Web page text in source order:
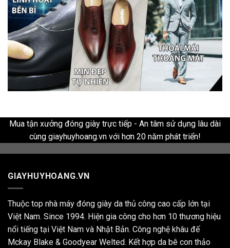
Mua tận xưởng đóng giày trực tiếp - An tâm sử dụng lâu dài
cùng giayhuyhoang.vn với hơn 20 năm phát triển!
GIAYHUYHOANG.VN
Thuộc top nhà máy đóng giày da thủ công cao cấp lớn tại
Việt Nam. Since 1994. Hiện gia công cho hơn 10 thương hiệu
nổi tiếng tại Việt Nam và Nhật Bản. Công nghệ khâu đế
Mckay Blake & Goodyear Welted. Kết hợp da bê con thảo